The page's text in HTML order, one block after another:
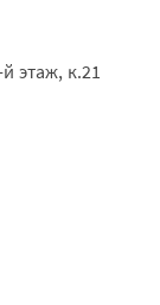
этаж, к.21